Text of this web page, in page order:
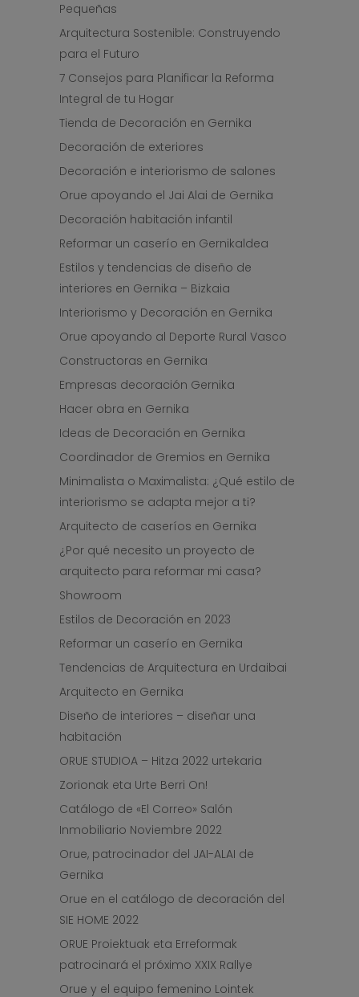
Pequeñas
Arquitectura Sostenible: Construyendo
para el Futuro
7 Consejos para Planificar la Reforma
Integral de tu Hogar
Tienda de Decoración en Gernika
Decoración de exteriores
Decoración e interiorismo de salones
Orue apoyando el Jai Alai de Gernika
Decoración habitación infantil
Reformar un caserío en Gernikaldea
Estilos y tendencias de diseño de
interiores en Gernika – Bizkaia
Interiorismo y Decoración en Gernika
Orue apoyando al Deporte Rural Vasco
Constructoras en Gernika
Empresas decoración Gernika
Hacer obra en Gernika
Ideas de Decoración en Gernika
Coordinador de Gremios en Gernika
Minimalista o Maximalista: ¿Qué estilo de
interiorismo se adapta mejor a ti?
Arquitecto de caseríos en Gernika
¿Por qué necesito un proyecto de
arquitecto para reformar mi casa?
Showroom
Estilos de Decoración en 2023
Reformar un caserío en Gernika
Tendencias de Arquitectura en Urdaibai
Arquitecto en Gernika
Diseño de interiores – diseñar una
habitación
ORUE STUDIOA – Hitza 2022 urtekaria
Zorionak eta Urte Berri On!
Catálogo de «El Correo» Salón
Inmobiliario Noviembre 2022
Orue, patrocinador del JAI-ALAI de
Gernika
Orue en el catálogo de decoración del
SIE HOME 2022
ORUE Proiektuak eta Erreformak
patrocinará el próximo XXIX Rallye
Orue y el equipo femenino Lointek